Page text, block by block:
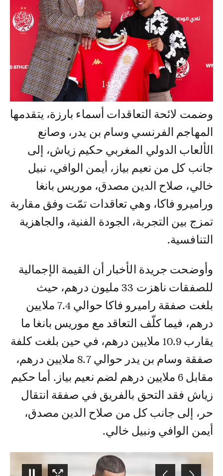
4
/
14
وضمت لائحة التعاقدات أسماء بارزة، يتقدمها
المهاجم الفرنسي وسام بن يدر، وصانع
الألعاب الدولي المغربي حكيم زياش، إلى
جانب كل من نعيم بياز، أيمن الوافي، نبيل
خالي، صلاح الدين مصدق، موريس بانغا
وراميرو فاكا، وهي تعاقدات تمّت وفق مقاربة
تمزج بين التجربة، الجودة الفنية، والجاهزية
التنافسية.
وأوضحت جريدة الأخبار أن القيمة الإجمالية
للصفقات ناهزت 33 مليون درهم، حيث
بلغت صفقة راميرو فاكا حوالي 7.4 ملايين
درهم، فيما كلّف التعاقد مع موريس بانغا ما
يقارب 10.9 ملايين درهم، في حين بلغت كلفة
صفقة وسام بن يدر حوالي 8.7 ملايين درهم،
مقابل 6 ملايين درهم لضم نعيم بياز. أما حكيم
زياش فقد التحق بالفريق في صفقة انتقال
حر، إلى جانب كل من صلاح الدين مصدق،
أيمن الوافي ونبيل خالي.